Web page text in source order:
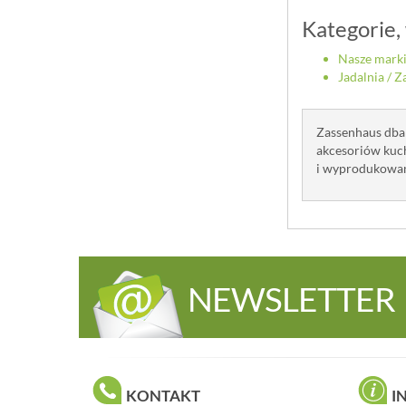
Nasze marki
Jadalnia/
Zassenhaus
akcesoriów
i
NEWSLETTER
KONTAKT